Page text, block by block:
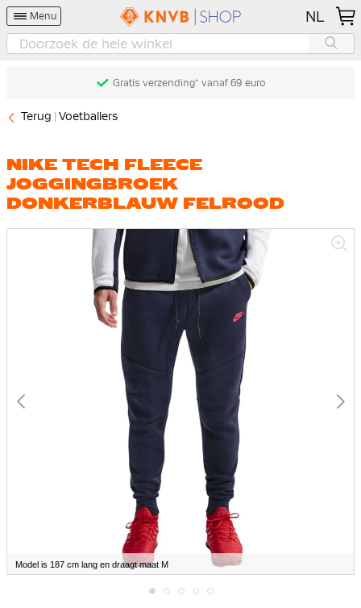
Menu NL
Gratis verzending* vanaf 69 euro
Terug Voetballers
NIKE TECH FLEECE
JOGGINGBROEK
DONKERBLAUW FELROOD
Model is 187 cm lang en draagt maat M